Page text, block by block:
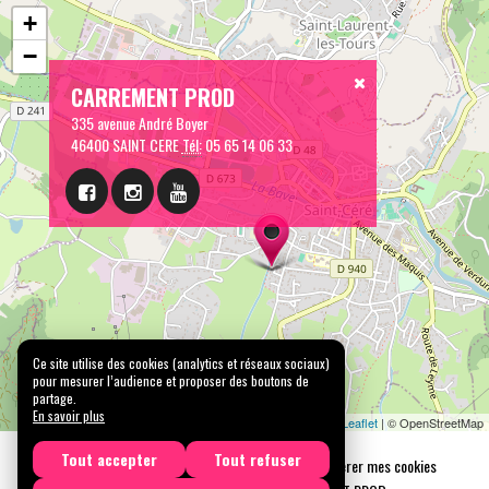
CARREMENT PROD
335 avenue André Boyer
46400 SAINT CERETél:05 65 14 06 33
+
−
Leaflet | © OpenStreetMap
Mentions légales Confidentialité
Gérer mes cookies
Ce site utilise des cookies (analytics et réseaux sociaux)
pour mesurer l’audience et proposer des boutons de
partage.
En savoir plus
Tout accepter
Tout refuser